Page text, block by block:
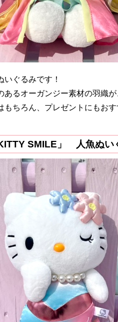
ぐるみです！
るオーガンジー素材の羽織
ちろん、プレゼントにもおす
SMILE」 人魚ぬ